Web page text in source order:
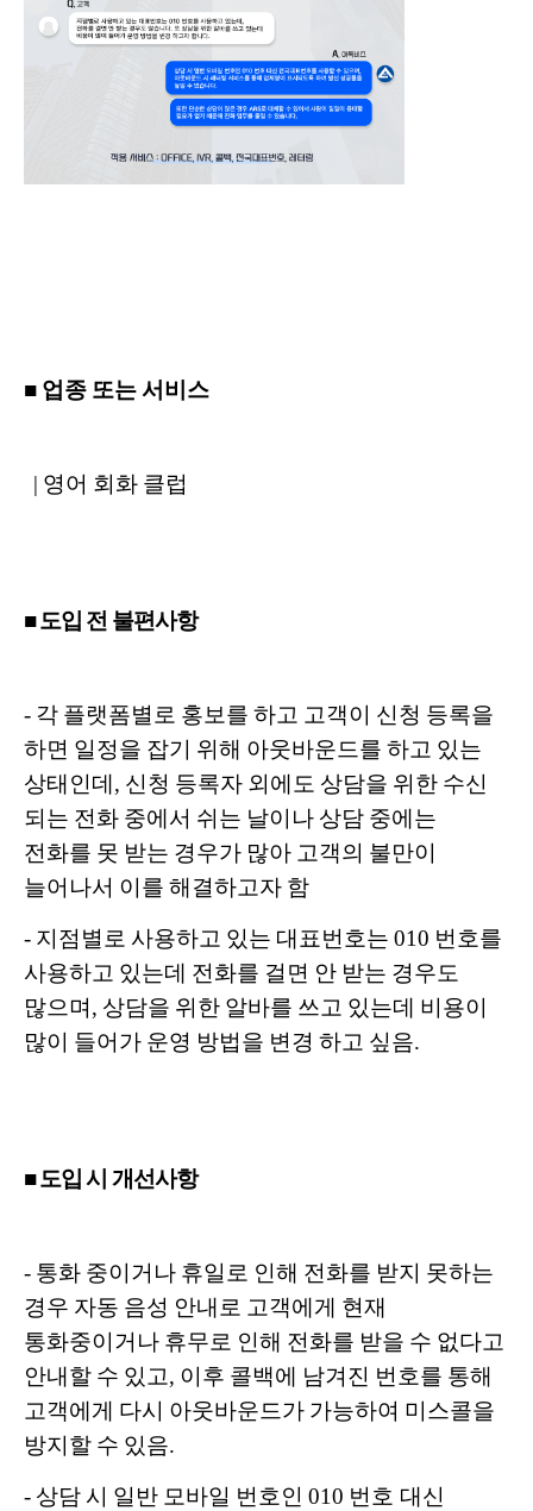
■ 업종 또는 서비스
| 영어 회화 클럽
■ 도입 전 불편사항
- 각 플랫폼별로 홍보를 하고 고객이 신청 등록을
하면 일정을 잡기 위해 아웃바운드를 하고 있는
상태인데, 신청 등록자 외에도 상담을 위한 수신
되는 전화 중에서 쉬는 날이나 상담 중에는
전화를 못 받는 경우가 많아 고객의 불만이
늘어나서 이를 해결하고자 함
- 지점별로 사용하고 있는 대표번호는 010 번호를
사용하고 있는데 전화를 걸면 안 받는 경우도
많으며, 상담을 위한 알바를 쓰고 있는데 비용이
많이 들어가 운영 방법을 변경 하고 싶음.
■ 도입 시 개선사항
- 통화 중이거나 휴일로 인해 전화를 받지 못하는
경우 자동 음성 안내로 고객에게 현재
통화중이거나 휴무로 인해 전화를 받을 수 없다고
안내할 수 있고, 이후 콜백에 남겨진 번호를 통해
고객에게 다시 아웃바운드가 가능하여 미스콜을
방지할 수 있음.
- 상담 시 일반 모바일 번호인 010 번호 대신